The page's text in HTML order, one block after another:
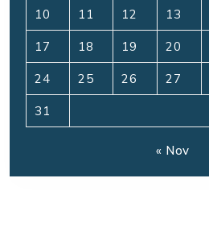
10 11 12 13
17 18 19 20
24 25 26 27
31
« Nov